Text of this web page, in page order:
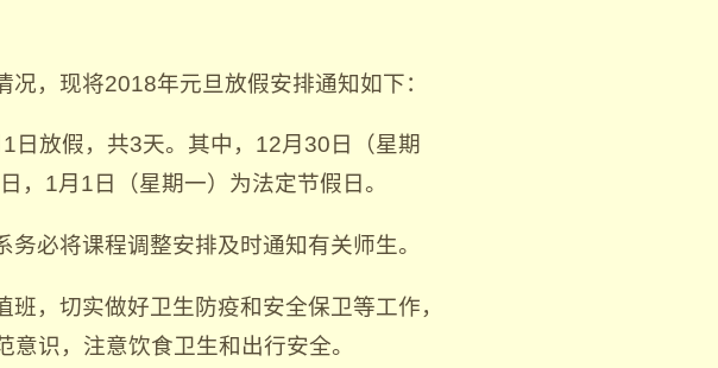
，现将2018年元旦放假安排通知如下：
日放假，共3天。其中，12月30日（星期
，1月1日（星期一）为法定节假日。
必将课程调整安排及时通知有关师生。
，切实做好卫生防疫和安全保卫等工作，
识，注意饮食卫生和出行安全。